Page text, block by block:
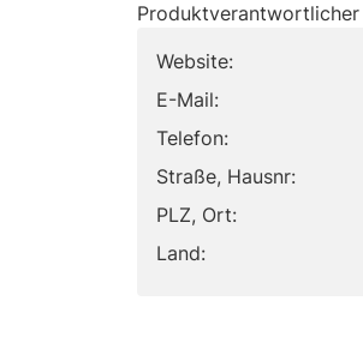
Produktverantwortlicher
Website:
E-Mail:
Telefon:
Straße, Hausnr:
PLZ, Ort:
Land: